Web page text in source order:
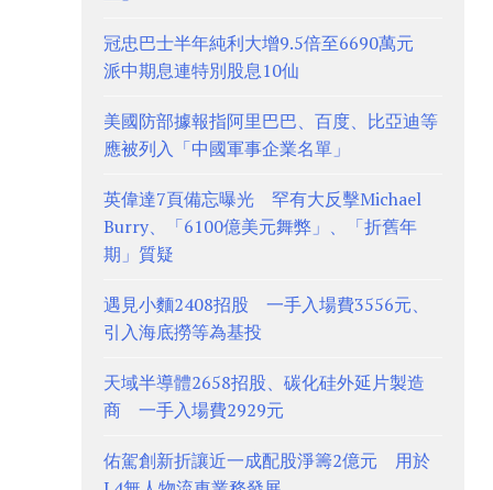
冠忠巴士半年純利大增9.5倍至6690萬元
派中期息連特別股息10仙
美國防部據報指阿里巴巴、百度、比亞迪等
應被列入「中國軍事企業名單」
英偉達7頁備忘曝光 罕有大反擊Michael
Burry、「6100億美元舞弊」、「折舊年
期」質疑
遇見小麵2408招股 一手入場費3556元、
引入海底撈等為基投
天域半導體2658招股、碳化硅外延片製造
商 一手入場費2929元
佑駕創新折讓近一成配股淨籌2億元 用於